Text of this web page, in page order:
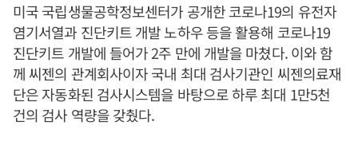
미국 국립생물공학정보센터가 공개한 코로나19의 유전자
염기서열과 진단키트 개발 노하우 등을 활용해 코로나19
진단키트 개발에 들어가 2주 만에 개발을 마쳤다. 이와 함
께 씨젠의 관계회사이자 국내 최대 검사기관인 씨젠의료재
단은 자동화된 검사시스템을 바탕으로 하루 최대 1만5천
건의 검사 역량을 갖췄다.